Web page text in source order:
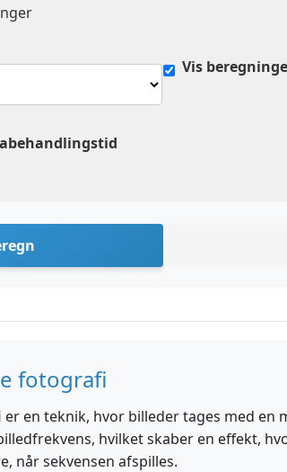
Vis
fotografi
en teknik, hvor billeder tages med en
hvilket skaber en effekt,
når sekvensen afspilles.